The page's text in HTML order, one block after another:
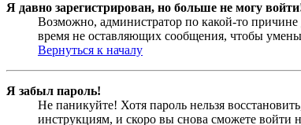
Я давно зарегистрирован, но больше не могу
Возможно, администратор по какой-то
время не оставляющих сообщения, чтобы
Вернуться к началу
Я забыл пароль!
Не паникуйте! Хотя пароль нельзя
инструкциям, и скоро вы снова сможете войти